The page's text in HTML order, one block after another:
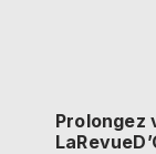
Prolongez